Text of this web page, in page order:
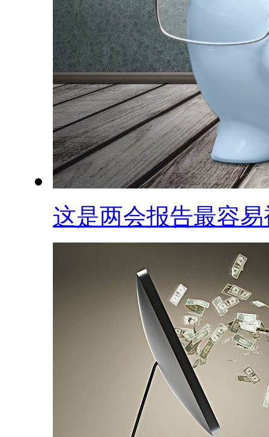
这是两会报告最容易